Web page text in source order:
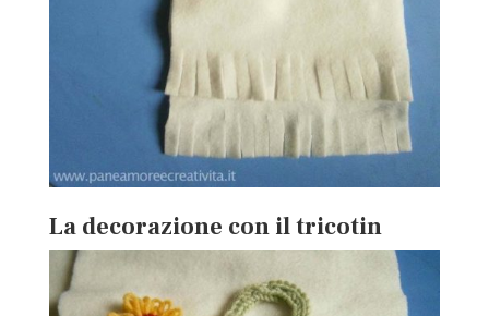
La decorazione con il tricotin